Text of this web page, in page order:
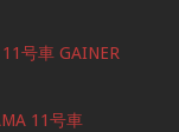
号車 GAINER
11号車